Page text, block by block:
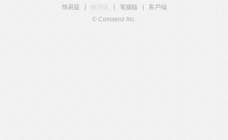
簡易版
觸屏版 電腦版
客戶端
© Comsenz Inc.